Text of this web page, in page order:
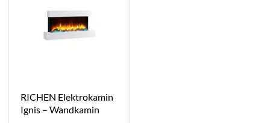
RICHEN Elektrokamin
Ignis – Wandkamin